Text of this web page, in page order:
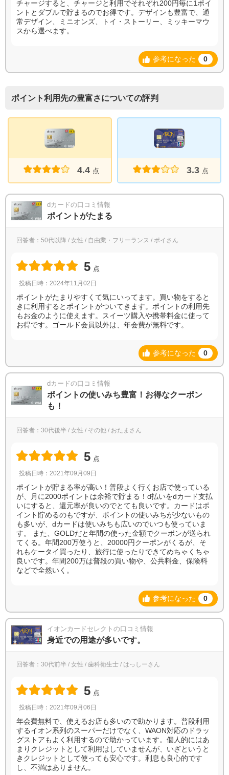
チャージすると、チャージと利用でそれぞれ200円毎に1ポイ
ントとダブルで貯まるのでお得です。デザインも豊富で、通
常デザイン、ミニオンズ、トイ・ストーリー、ミッキーマウ
スから選べます。
参考になった 0
ポイント利用先の豊富さについての評判
4.4 点 3.3 点
dカードの口コミ情報
ポイントがたまる
回答者：50代以降 / 女性 / 自由業・フリーランス / ポイさん
5 点
投稿日時：2024年11月02日
ポイントがたまりやすくて気にいってます。買い物をすると
きに利用するとポイントがついてきます。ポイントの利用先
もお金のように使えます。スイーツ購入や携帯料金に使って
お得です。ゴールド会員以外は、年会費が無料です。
参考になった 0
dカードの口コミ情報
ポイントの使いみち豊富！お得なクーポン
も！
回答者：30代後半 / 女性 / その他 / おたまさん
5 点
投稿日時：2021年09月09日
ポイントが貯まる率が高い！普段よく行くお店で使っている
が、月に2000ポイントは余裕で貯まる！d払いをdカード支払
いにすると、還元率が良いのでとても良いです。カードはポ
イント貯めるのもですが、ポイントの使いみちが少ないもの
も多いが、dカードは使いみちも広いのでいつも使っていま
す。 また、GOLDだと年間の使った金額でクーポンが送られ
てくる。年間200万使うと、20000円クーポンがくるが、そ
れもケータイ買ったり、旅行に使ったりできてめちゃくちゃ
良いです。年間200万は普段の買い物や、公共料金、保険料
などで全然いく。
参考になった 0
イオンカードセレクトの口コミ情報
身近での用途が多いです。
回答者：30代前半 / 女性 / 歯科衛生士 / はっしーさん
5 点
投稿日時：2021年09月06日
年会費無料で、使えるお店も多いので助かります。普段利用
するイオン系列のスーパーだけでなく、WAON対応のドラッ
グストアもよく利用するので助かっています。個人的にはあ
まりクレジットとして利用はしていませんが、いざというと
きクレジットとして使っても安心です。利息も良心的です
し、不満はありません。